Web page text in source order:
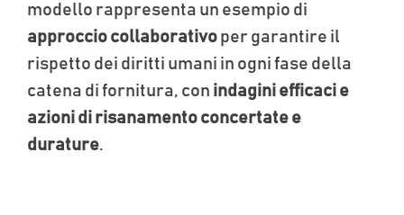
modello rappresenta un esempio di
approccio collaborativo per garantire il
rispetto dei diritti umani in ogni fase della
catena di fornitura, con indagini efficaci e
azioni di risanamento concertate e
durature.